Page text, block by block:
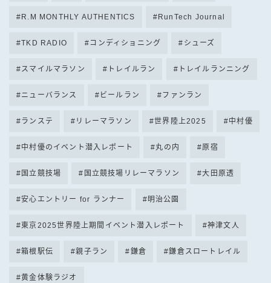
R.M MONTHLY AUTHENTICS RunTech Journal
TKD RADIO コンディショニング シューズ
スマイルマラソン トレイルラン トレイルランニング
ニューバランス ビールラン ファンラン
ランステ リレーマラソン 世界陸上2025 中村優
中村優のイベント潜入レポート 丸の内 原宿
国立競技場 国立競技場リレーマラソン 大田原透
安心エントリー for ランナー 明治公園
東京2025世界陸上期間イベント潜入レポート 神津文人
箱根駅伝 親子ラン 鎌倉 鎌倉スロートレイル
黄金体験ラジオ